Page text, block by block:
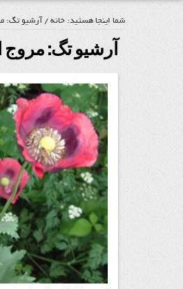
شما اینجا هستید:خانه/ آرشیو تگ:
آرشیو تگ:مروج